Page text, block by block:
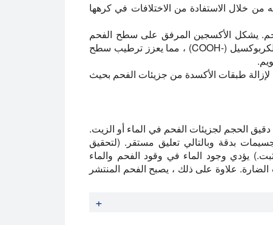
من خلال الاستفادة من الاختلافات في كرهها
يشكل الأكسجين المرفق على سطح الفحم
مجموعات الفينول القطبي (-OH) والكربونيل (-C = O) والكربوكسيل (-COOH) ، مما يعزز ترطيب سطح
لإزالة طبقات الأكسدة من جزيئات الفحم بحيث
الحجم لجزيئات الفحم في الماء أو الزيت.
بدقة وبالتالي تعليق مستقر. (لتحقيق
يؤدي وجود الماء في وقود الفحم والماء
الضارة. علاوة على ذلك ، يصبح الفحم المنتشر